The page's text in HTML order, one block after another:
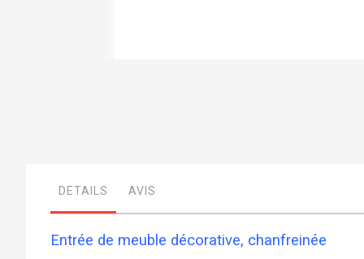
DETAILS
Entrée de meuble décorative, chanfreinée
AVIS